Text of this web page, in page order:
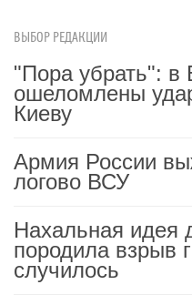
ВЫБОР РЕДАКЦИИ
"Пора убрать": в
ошеломлены
Киеву
Армия России
логово ВСУ
Нахальная идея
породила взрыв
случилось